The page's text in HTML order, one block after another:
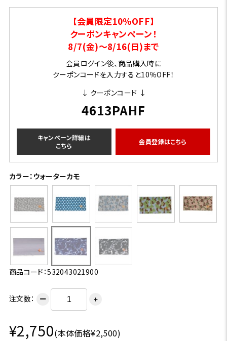
【会員限定10％OFF】
クーポンキャンペーン！
8/7(金)～8/16(日)まで
会員ログイン後、商品購入時に
クーポンコードを入力すると10％OFF！
↓ クーポンコード ↓
4613PAHF
キャンペーン詳細は
こちら
会員登録はこちら
カラー：ウォーターカモ
商品コード：532043021900
注文数： ー ＋
¥2,750(本体価格¥2,500)